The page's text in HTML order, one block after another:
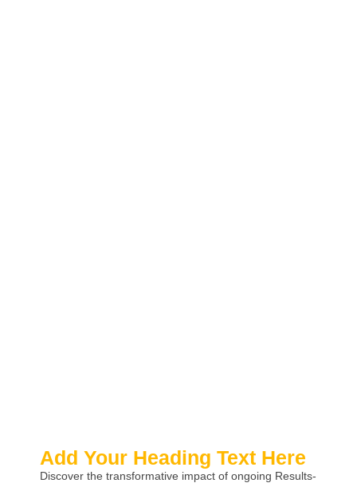
Add Your Heading Text Here
Discover the transformative impact of ongoing Results-